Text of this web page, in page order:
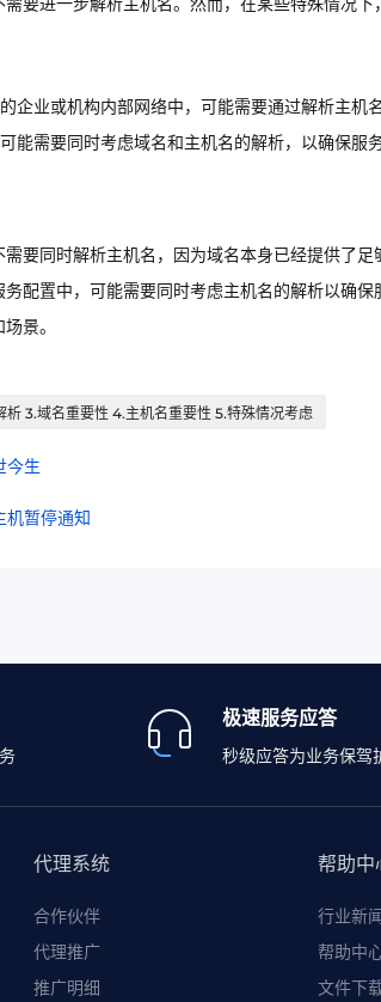
企业或机构内部网络中，可能需要通过解析主
能需要同时考虑域名和主机名的解析，以确保服
要同时解析主机名，因为域名本身已经提供了
配置中，可能需要同时考虑主机名的解析以确
景。
析 3.域名重要性 4.主机名重要性 5.特殊情况考虑
今生
机暂停通知
极速服务应答
秒级应答为业务保驾
代理系统
合作伙伴
代理推广
推广明细
帮助中
行业新闻
帮助中
文件下